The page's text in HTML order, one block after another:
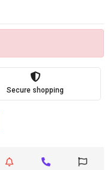
Secure shopping